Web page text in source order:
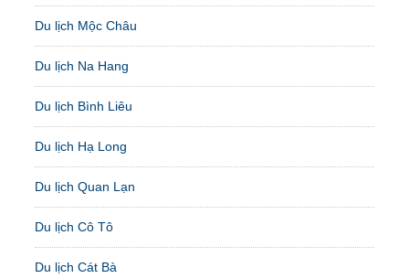
Du lịch Mộc Châu
Du lịch Na Hang
Du lịch Bình Liêu
Du lịch Hạ Long
Du lịch Quan Lạn
Du lịch Cô Tô
Du lịch Cát Bà